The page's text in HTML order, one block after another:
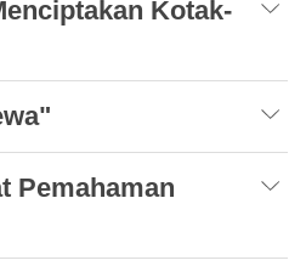
Kotak-
Pemahaman